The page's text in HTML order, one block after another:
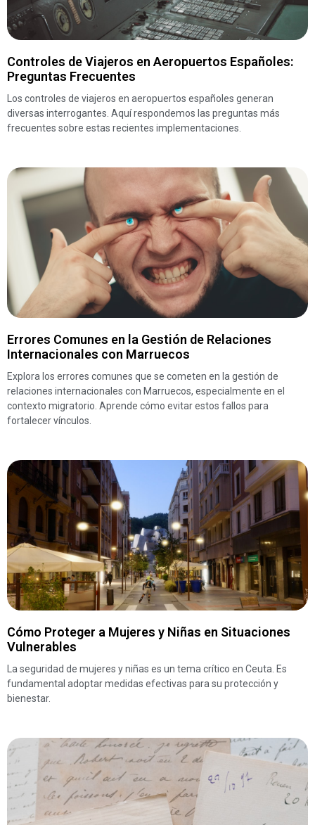
Controles de Viajeros en Aeropuertos Españoles:
Preguntas Frecuentes
Los controles de viajeros en aeropuertos españoles generan
diversas interrogantes. Aquí respondemos las preguntas más
frecuentes sobre estas recientes implementaciones.
Errores Comunes en la Gestión de Relaciones
Internacionales con Marruecos
Explora los errores comunes que se cometen en la gestión de
relaciones internacionales con Marruecos, especialmente en el
contexto migratorio. Aprende cómo evitar estos fallos para
fortalecer vínculos.
Cómo Proteger a Mujeres y Niñas en Situaciones
Vulnerables
La seguridad de mujeres y niñas es un tema crítico en Ceuta. Es
fundamental adoptar medidas efectivas para su protección y
bienestar.